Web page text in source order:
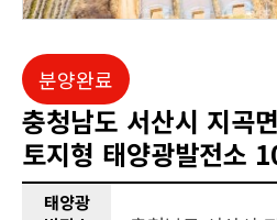
분양완료
충청남도 서산시 지곡
토지형 태양광발전소
태양광